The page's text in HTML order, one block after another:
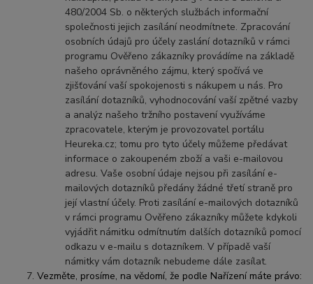
480/2004 Sb. o některých službách informační
společnosti jejich zasílání neodmítnete. Zpracování
osobních údajů pro účely zaslání dotazníků v rámci
programu Ověřeno zákazníky provádíme na základě
našeho oprávněného zájmu, který spočívá ve
zjišťování vaší spokojenosti s nákupem u nás. Pro
zasílání dotazníků, vyhodnocování vaší zpětné vazby
a analýz našeho tržního postavení využíváme
zpracovatele, kterým je provozovatel portálu
Heureka.cz; tomu pro tyto účely můžeme předávat
informace o zakoupeném zboží a vaši e-mailovou
adresu. Vaše osobní údaje nejsou při zasílání e-
mailových dotazníků předány žádné třetí straně pro
její vlastní účely. Proti zasílání e-mailových dotazníků
v rámci programu Ověřeno zákazníky můžete kdykoli
vyjádřit námitku odmítnutím dalších dotazníků pomocí
odkazu v e-mailu s dotazníkem. V případě vaší
námitky vám dotazník nebudeme dále zasílat.
Vezměte, prosíme, na vědomí, že podle Nařízení máte právo: